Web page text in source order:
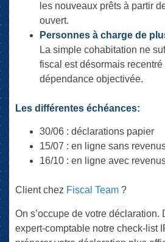
les nouveaux prêts à partir
ouvert.
Personnes à charge de
La simple cohabitation ne
fiscal est désormais
dépendance objectivée.
Les différentes échéances:
30/06 : déclarations papier
15/07 : en ligne sans
16/10 : en ligne avec
Client chez Fiscal Team ?
On s’occupe de votre déclaration.
expert-comptable notre check-list